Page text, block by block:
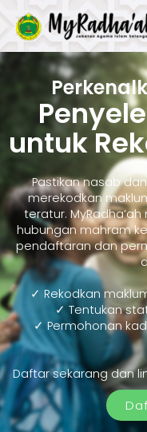
untuk
Pastikan nasab
merekodkan
teratur.
hubungan mahram
pendaftaran dan
✓ Rekodkan
✓ Tentukan
✓ Permohonan
Daftar sekarang dan